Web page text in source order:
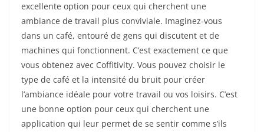
excellente option pour ceux qui cherchent une
ambiance de travail plus conviviale. Imaginez-vous
dans un café, entouré de gens qui discutent et de
machines qui fonctionnent. C’est exactement ce que
vous obtenez avec Coffitivity. Vous pouvez choisir le
type de café et la intensité du bruit pour créer
l’ambiance idéale pour votre travail ou vos loisirs. C’est
une bonne option pour ceux qui cherchent une
application qui leur permet de se sentir comme s’ils